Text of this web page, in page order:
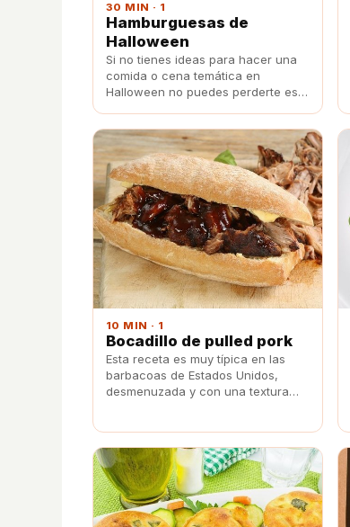
30 MIN · 1
Hamburguesas de
Halloween
Si no tienes ideas para hacer una
comida o cena temática en
Halloween no puedes perderte esta
10 MIN · 1
Bocadillo de pulled pork
Esta receta es muy típica en las
barbacoas de Estados Unidos,
desmenuzada y con una textura